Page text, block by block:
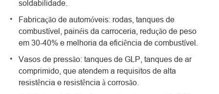
soldabilidade.
Fabricação de automóveis: rodas, tanques de
combustível, painéis da carroceria, redução de peso
em 30-40% e melhoria da eficiência de combustível.
Vasos de pressão: tanques de GLP, tanques de ar
comprimido, que atendem a requisitos de alta
resistência e resistência à corrosão.